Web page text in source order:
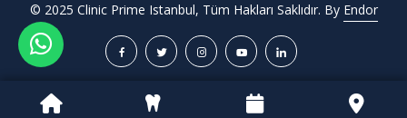
© 2025 Clinic Prime Istanbul, Tüm Hakları Saklıdır. By Endor